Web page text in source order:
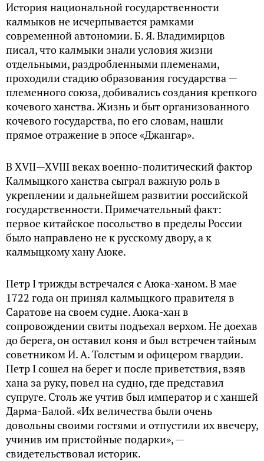
История национальной государственности
калмыков не исчерпывается рамками
современной автономии. Б. Я. Владимирцов
писал, что калмыки знали условия жизни
отдельными, раздробленными племенами,
проходили стадию образования государства —
племенного союза, добивались создания крепкого
кочевого ханства. Жизнь и быт организованного
кочевого государства, по его словам, нашли
прямое отражение в эпосе «Джангар».
В XVII—XVIII веках военно-политический фактор
Калмыцкого ханства сыграл важную роль в
укреплении и дальнейшем развитии российской
государственности. Примечательный факт:
первое китайское посольство в пределы России
было направлено не к русскому двору, а к
калмыцкому хану Аюке.
Петр I трижды встречался с Аюка-ханом. В мае
1722 года он принял калмыцкого правителя в
Саратове на своем судне. Аюка-хан в
сопровождении свиты подъехал верхом. Не доехав
до берега, он оставил коня и был встречен тайным
советником И. А. Толстым и офицером гвардии.
Петр I сошел на берег и после приветствия, взяв
хана за руку, повел на судно, где представил
супруге. Столь же учтив был император и с ханшей
Дарма-Балой. «Их величества были очень
довольны своими гостями и отпустили их ввечеру,
учинив им пристойные подарки», —
свидетельствовал историк.